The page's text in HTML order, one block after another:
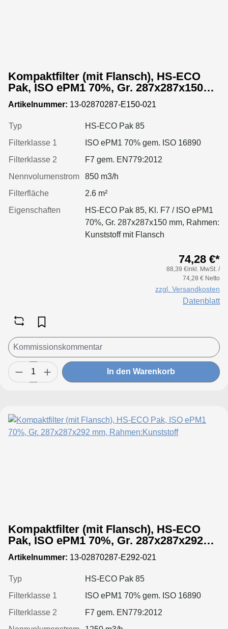
Kompaktfilter (mit Flansch), HS-ECO
Pak, ISO ePM1 70%, Gr. 287x287x150
mm, Rahmen:Kunststoff
Artikelnummer: 13-02870287-E150-021
Typ
HS-ECO Pak 85
Filterklasse 1
ISO ePM1 70% gem. ISO 16890
Filterklasse 2
F7 gem. EN779:2012
Nennvolumenstrom
850 m3/h
Filterfläche
2.6 m²
Eigenschaften
HS-ECO Pak 85, Kl. F7 / ISO ePM1
70%, Gr. 287x287x150 mm, Rahmen:
Kunststoff mit Flansch
74,28 €*
88,39 €inkl. MwSt. /
74,28 € Netto
zzgl. Versandkosten
Datenblatt
In den Warenkorb
Kompaktfilter (mit Flansch), HS-ECO
Pak, ISO ePM1 70%, Gr. 287x287x292
mm, Rahmen:Kunststoff
Artikelnummer: 13-02870287-E292-021
Typ
HS-ECO Pak 85
Filterklasse 1
ISO ePM1 70% gem. ISO 16890
Filterklasse 2
F7 gem. EN779:2012